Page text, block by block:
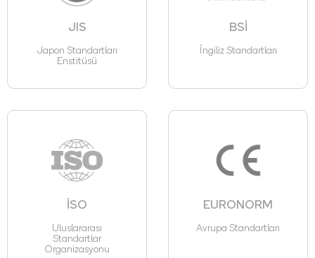
JIS
Japon Standartları
Enstitüsü
BSİ
İngiliz Standartları
İSO
Uluslararası
Standartlar
Organizasyonu
EURONORM
Avrupa Standartları